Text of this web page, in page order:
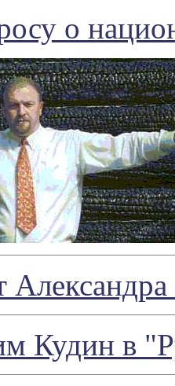
о
Кудин в